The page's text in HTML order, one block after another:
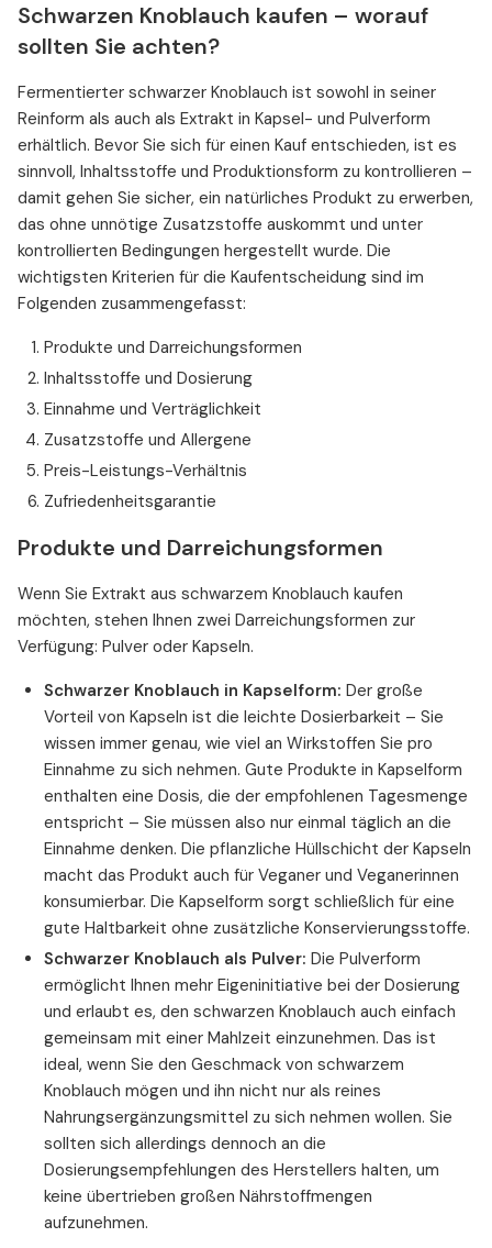
Schwarzen Knoblauch kaufen – worauf
sollten Sie achten?
Fermentierter schwarzer Knoblauch ist sowohl in seiner
Reinform als auch als Extrakt in Kapsel- und Pulverform
erhältlich. Bevor Sie sich für einen Kauf entschieden, ist es
sinnvoll, Inhaltsstoffe und Produktionsform zu kontrollieren –
damit gehen Sie sicher, ein natürliches Produkt zu erwerben,
das ohne unnötige Zusatzstoffe auskommt und unter
kontrollierten Bedingungen hergestellt wurde. Die
wichtigsten Kriterien für die Kaufentscheidung sind im
Folgenden zusammengefasst:
Produkte und Darreichungsformen
Inhaltsstoffe und Dosierung
Einnahme und Verträglichkeit
Zusatzstoffe und Allergene
Preis-Leistungs-Verhältnis
Zufriedenheitsgarantie
Produkte und Darreichungsformen
Wenn Sie Extrakt aus schwarzem Knoblauch kaufen
möchten, stehen Ihnen zwei Darreichungsformen zur
Verfügung: Pulver oder Kapseln.
Schwarzer Knoblauch in Kapselform: Der große
Vorteil von Kapseln ist die leichte Dosierbarkeit – Sie
wissen immer genau, wie viel an Wirkstoffen Sie pro
Einnahme zu sich nehmen. Gute Produkte in Kapselform
enthalten eine Dosis, die der empfohlenen Tagesmenge
entspricht – Sie müssen also nur einmal täglich an die
Einnahme denken. Die pflanzliche Hüllschicht der Kapseln
macht das Produkt auch für Veganer und Veganerinnen
konsumierbar. Die Kapselform sorgt schließlich für eine
gute Haltbarkeit ohne zusätzliche Konservierungsstoffe.
Schwarzer Knoblauch als Pulver: Die Pulverform
ermöglicht Ihnen mehr Eigeninitiative bei der Dosierung
und erlaubt es, den schwarzen Knoblauch auch einfach
gemeinsam mit einer Mahlzeit einzunehmen. Das ist
ideal, wenn Sie den Geschmack von schwarzem
Knoblauch mögen und ihn nicht nur als reines
Nahrungsergänzungsmittel zu sich nehmen wollen. Sie
sollten sich allerdings dennoch an die
Dosierungsempfehlungen des Herstellers halten, um
keine übertrieben großen Nährstoffmengen
aufzunehmen.